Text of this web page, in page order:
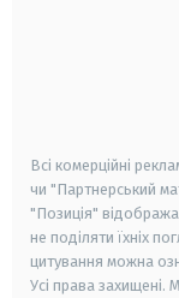
Всі комерційні
чи "Партнерський
"Позиція"
не поділяти їхніх
цитування можна
Усі права захищені.